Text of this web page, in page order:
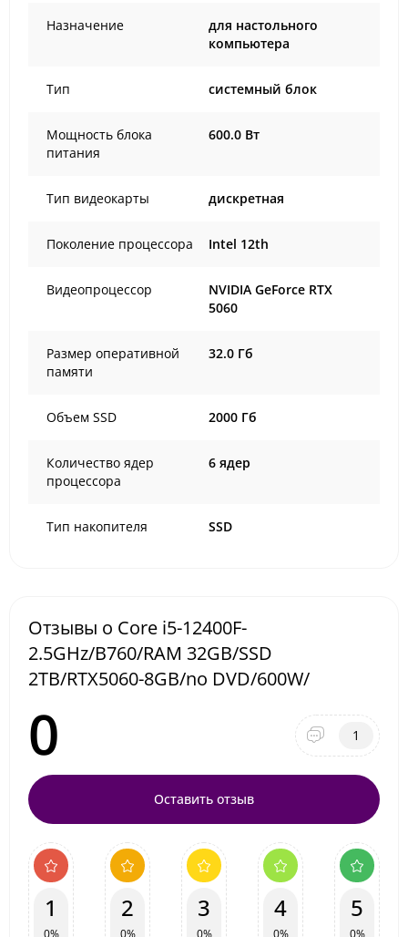
Назначение
для настольного
компьютера
Тип системный блок
Мощность блока
питания
600.0 Вт
Тип видеокарты дискретная
Поколение процессора Intel 12th
Видеопроцессор
NVIDIA GeForce RTX
5060
Размер оперативной
памяти
32.0 Гб
Объем SSD 2000 Гб
Количество ядер
процессора
6 ядер
Тип накопителя SSD
Отзывы о Core i5-12400F-
2.5GHz/B760/RAM 32GB/SSD
2TB/RTX5060-8GB/no DVD/600W/
0 1
Оставить отзыв
1
0%
2
0%
3
0%
4
0%
5
0%